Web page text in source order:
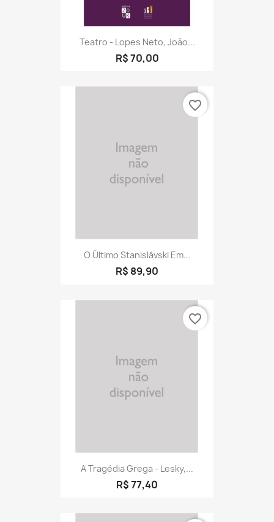
Teatro - Lopes Neto, João...
R$ 70,00
O Último Stanislávski Em...
R$ 89,90
favorite_border
A Tragédia Grega - Lesky,...
R$ 77,40
favorite_border